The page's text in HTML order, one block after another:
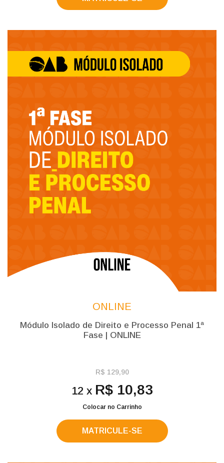
ONLINE
Módulo Isolado de Direito e Processo Penal 1ª
Fase | ONLINE
R$ 129,90
12 x R$ 10,83
Colocar no Carrinho
MATRICULE-SE